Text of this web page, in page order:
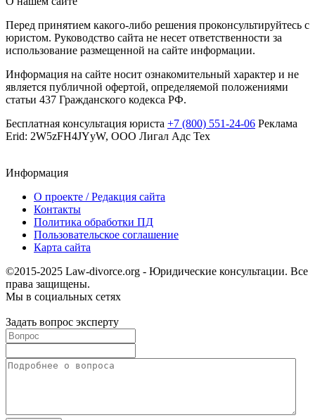
Перед принятием какого-либо решения проконсультируйтесь с
юристом. Руководство сайта не несет ответственности за
использование размещенной на сайте информации.
Информация на сайте носит ознакомительный характер и не
является публичной офертой, определяемой положениями
статьи 437 Гражданского кодекса РФ.
Бесплатная консультация юриста +7 (800) 551-24-06 Реклама
Erid: 2W5zFH4JYyW, ООО Лигал Адс Тех
Информация
О проекте / Редакция сайта
Контакты
Политика обработки ПД
Пользовательское соглашение
Карта сайта
©2015-2025 Law-divorce.org - Юридические консультации. Все
права защищены.
Мы в социальных сетях
Задать вопрос эксперту